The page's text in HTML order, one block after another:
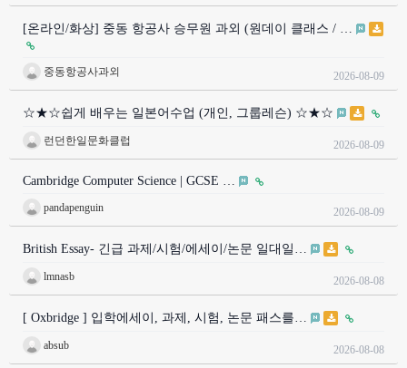
[온라인/화상] 중동 항공사 승무원 과외 (원데이 클래스 / …
중동항공사과외 2026-08-09
☆★☆쉽게 배우는 일본어수업 (개인, 그룹레슨) ☆★☆
런던한일문화클럽 2026-08-09
Cambridge Computer Science | GCSE …
pandapenguin 2026-08-09
British Essay- 긴급 과제/시험/에세이/논문 일대일…
lmnasb 2026-08-08
[ Oxbridge ] 입학에세이, 과제, 시험, 논문 패스를…
absub 2026-08-08